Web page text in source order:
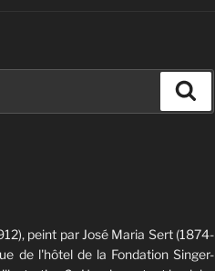
peint par José Maria Sert (1874-
de l'hôtel de la Fondation Singer-